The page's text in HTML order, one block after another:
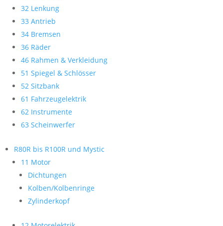
32 Lenkung
33 Antrieb
34 Bremsen
36 Räder
46 Rahmen & Verkleidung
51 Spiegel & Schlösser
52 Sitzbank
61 Fahrzeugelektrik
62 Instrumente
63 Scheinwerfer
R80R bis R100R und Mystic
11 Motor
Dichtungen
Kolben/Kolbenringe
Zylinderkopf